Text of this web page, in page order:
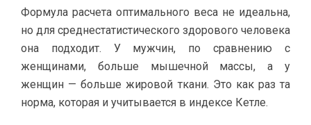
Формула расчета оптимального веса не идеальна,
но для среднестатистического здорового человека
она подходит. У мужчин, по сравнению с
женщинами, больше мышечной массы, а у
женщин — больше жировой ткани. Это как раз та
норма, которая и учитывается в индексе Кетле.